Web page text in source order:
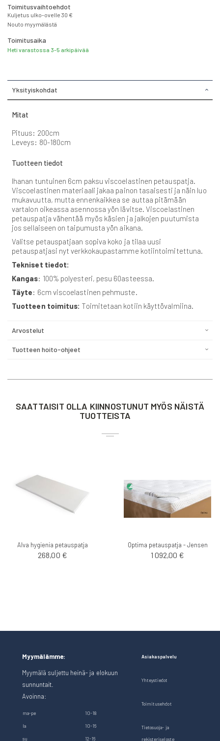
Toimitusvaihtoehdot
Kuljetus ulko-ovelle 30 €
Nouto myymälästä
Toimitusaika
Heti varastossa 3-5 arkipäivää
Yksityiskohdat
Mitat
Pituus: 200cm
Leveys: 80-180cm
Tuotteen tiedot
Ihanan tuntuinen 6cm paksu viscoelastinen petauspatja.
Viscoelastinen materiaali jakaa painon tasaisesti ja näin luo
mukavuutta, mutta ennenkaikkea se auttaa pitämään
vartalon oikeassa asennossa yön lävitse. Viscoelastinen
petauspatja vähentää myös käsien ja jalkojen puutumista
jos sellaiseen on taipumusta yön aikana.
Valitse petauspatjaan sopiva koko ja tilaa uusi
petauspatjasi nyt verkkokaupastamme kotiintoimitettuna.
Tekniset tiedot:
Kangas: 100% polyesteri, pesu 60asteessa.
Täyte: 6cm viscoelastinen pehmuste.
Tuotteen toimitus: Toimitetaan kotiin käyttövalmiina.
Arvostelut
Tuotteen hoito-ohjeet
SAATTAISIT OLLA KIINNOSTUNUT MYÖS NÄISTÄ
TUOTTEISTA
Alva hygienia petauspatja
268,00 €
Optima petauspatja - Jensen
1 092,00 €
Myymälämme:
Myymälä suljettu heinä- ja elokuun
sunnuntait.
Avoinna:
ma-pe 10-18
la 10-16
su 12-16
Asiakaspalvelu
Yhteystiedot
Toimitusehdot
Tietosuoja- ja
rekisteriseloste